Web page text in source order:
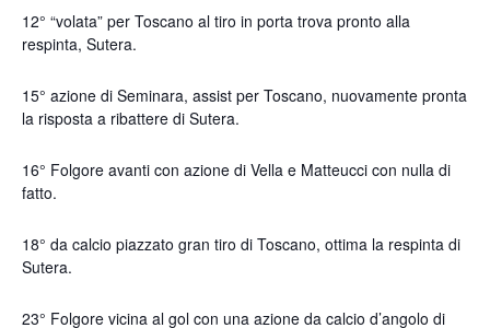
12° “volata” per Toscano al tiro in porta trova pronto alla
respinta, Sutera.
15° azione di Seminara, assist per Toscano, nuovamente pronta
la risposta a ribattere di Sutera.
16° Folgore avanti con azione di Vella e Matteucci con nulla di
fatto.
18° da calcio piazzato gran tiro di Toscano, ottima la respinta di
Sutera.
23° Folgore vicina al gol con una azione da calcio d’angolo di